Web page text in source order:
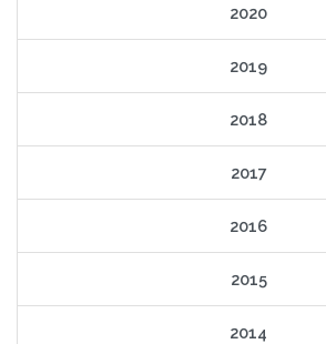
2020
2019
2018
2017
2016
2015
2014